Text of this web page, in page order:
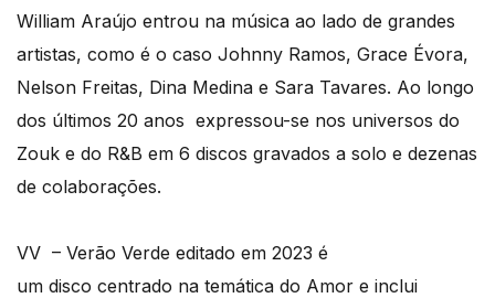
William Araújo entrou na música ao lado de grandes
artistas, como é o caso Johnny Ramos, Grace Évora,
Nelson Freitas, Dina Medina e Sara Tavares. Ao longo
dos últimos 20 anos expressou-se nos universos do
Zouk e do R&B em 6 discos gravados a solo e dezenas
de colaborações.
VV – Verão Verde editado em 2023 é
um disco centrado na temática do Amor e inclui